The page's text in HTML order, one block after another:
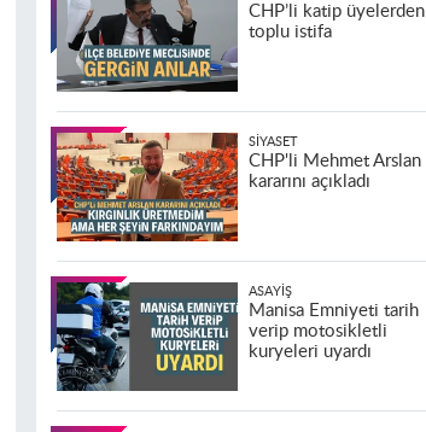
CHP’li katip üyelerden
toplu istifa
SIYASET
CHP'li Mehmet Arslan
kararını açıkladı
ASAYIŞ
Manisa Emniyeti tarih
verip motosikletli
kuryeleri uyardı